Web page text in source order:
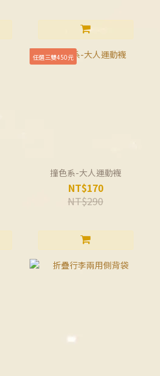
任選三雙450元
撞色系-大人運動襪
NT$170
NT$290